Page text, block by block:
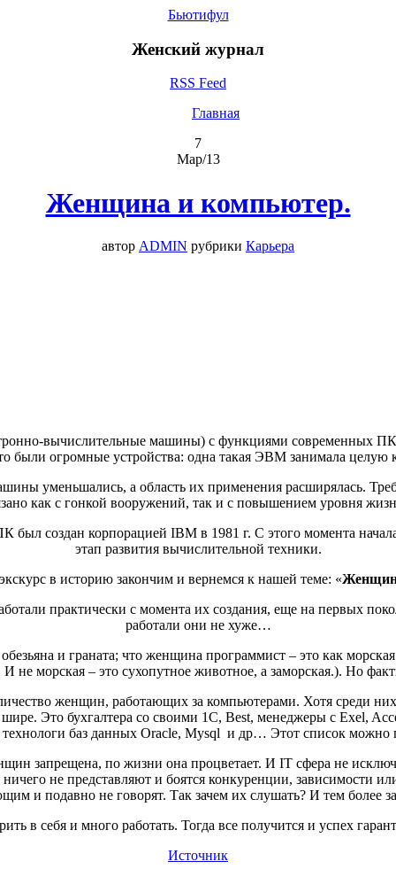
Бьютифул
Женский журнал
RSS Feed
Главная
7
Мар/13
Женщина и компьютер.
автор ADMIN рубрики Карьера
вычислительные машины) с функциями современных ПК
были огромные устройства: одна такая ЭВМ занимала целую
уменьшались, а область их применения расширялась.
как с гонкой вооружений, так и с повышением уровня
был создан корпорацией IBM в 1981 г. С этого момента
этап развития вычислительной техники.
в историю закончим и вернемся к нашей теме: «
практически с момента их создания, еще на первых
работали они не хуже…
и граната; что женщина программист – это как
не морская – это сухопутное животное, а заморская.). Но
женщин, работающих за компьютерами. Хотя среди
шире. Это бухгалтера со своими 1С, Best, менеджеры с Exel,
баз данных Oracle, Mysql и др… Этот список можно
запрещена, по жизни она процветает. И IT сфера не
не представляют и боятся конкуренции, зависимости
и подавно не говорят. Так зачем их слушать? И тем более
в себя и много работать. Тогда все получится и успех
Источник